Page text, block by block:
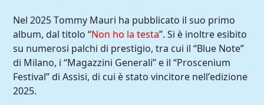
Nel 2025 Tommy Mauri ha pubblicato il suo primo
album, dal titolo “Non ho la testa”. Si è inoltre esibito
su numerosi palchi di prestigio, tra cui il “Blue Note”
di Milano, i “Magazzini Generali” e il “Proscenium
Festival” di Assisi, di cui è stato vincitore nell’edizione
2025.